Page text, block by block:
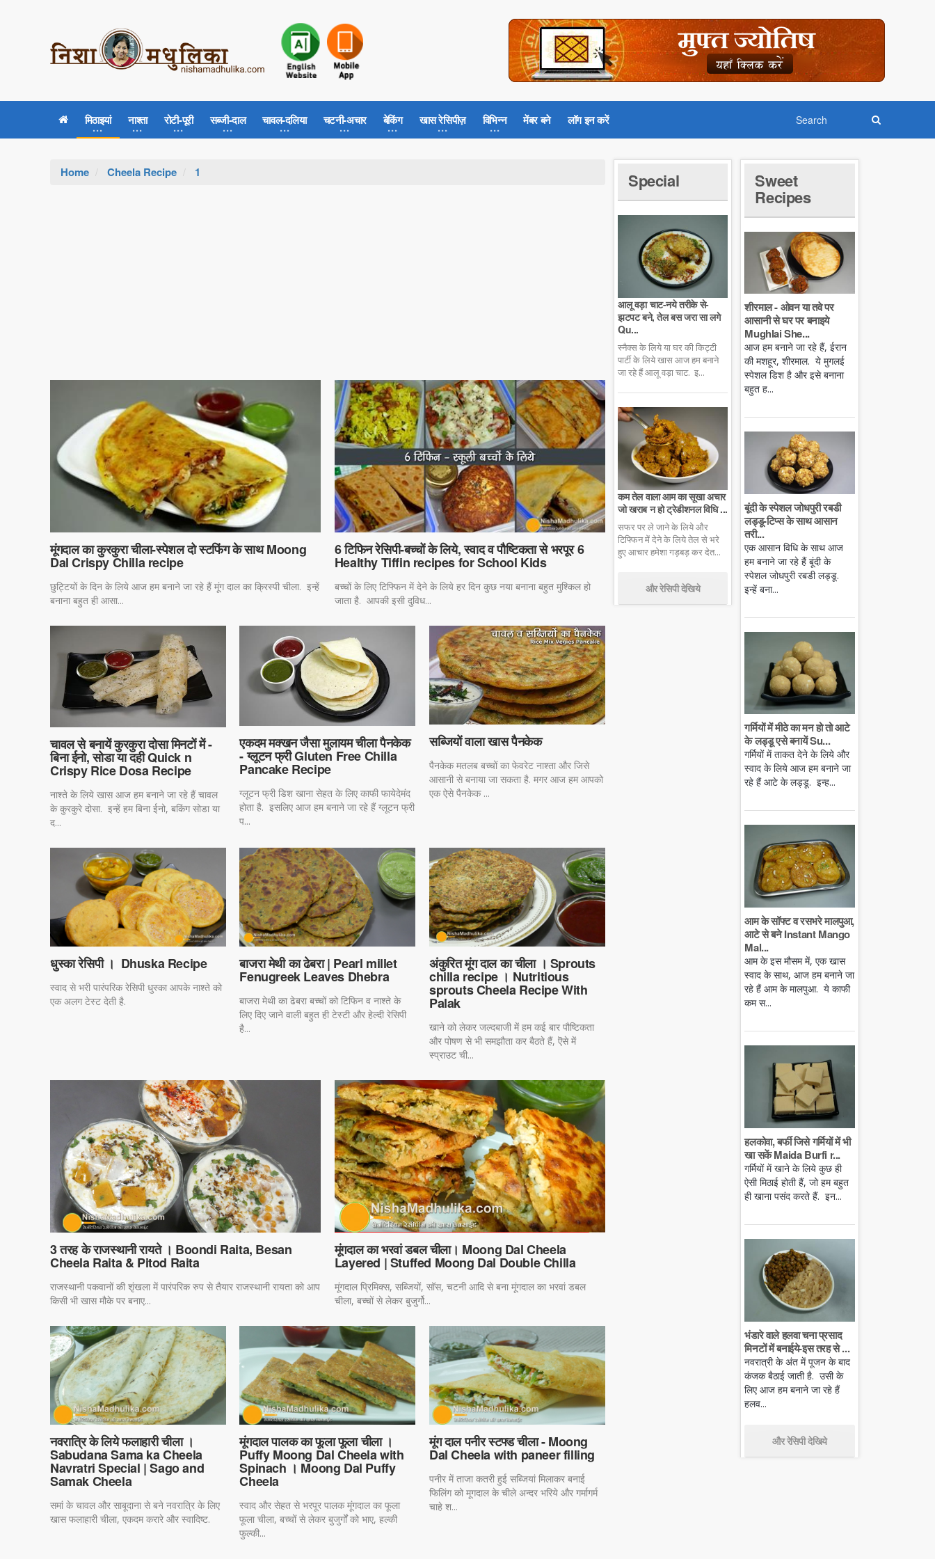
मिठाइयां नाश्ता रोटी-पूरी सब्जी-दाल चावल-दलिया चटनी-अचार बेकिंग खास रेसिपीज़ विभिन्न मेंबर बने लॉग इन करें
Home Cheela Recipe 1
मूंगदाल का कुरकुरा चीला-स्पेशल दो स्टफिंग के साथ Moong
Dal Crispy Chilla recipe
छुट्टियों के दिन के लिये आज हम बनाने जा रहे हैं मूंग दाल का क्रिस्पी चीला. इन्हें
बनाना बहुत ही आसा...
6 टिफिन रेसिपी-बच्चों के लिये, स्वाद व पौष्टिकता से भरपूर 6
Healthy Tiffin recipes for School Kids
बच्चों के लिए टिफ्फिन में देने के लिये हर दिन कुछ नया बनाना बहुत मुश्किल हो
जाता है. आपकी इसी दुविध...
चावल से बनायें कुरकुरा दोसा मिनटों में -
बिना ईनो, सोडा या दही Quick n
Crispy Rice Dosa Recipe
नाश्ते के लिये खास आज हम बनाने जा रहे हैं चावल
के कुरकुरे दोसा. इन्हें हम बिना ईनो, बकिंग सोडा या
द...
एकदम मक्खन जैसा मुलायम चीला पैनकेक
- ग्लूटन फ्री Gluten Free Chilla
Pancake Recipe
ग्लूटन फ्री डिश खाना सेहत के लिए काफी फायेदेमंद
होता है. इसलिए आज हम बनाने जा रहे हैं ग्लूटन फ्री
प...
सब्जियों वाला खास पैनकेक
पैनकेक मतलब बच्चों का फेवरेट नाश्ता और जिसे
आसानी से बनाया जा सकता है. मगर आज हम आपको
एक ऐसे पैनकेक ...
धुस्का रेसिपी । Dhuska Recipe
स्वाद से भरी पारंपरिक रेसिपी धुस्का आपके नाश्ते को
एक अलग टेस्ट देती है.
बाजरा मेथी का ढेबरा | Pearl millet
Fenugreek Leaves Dhebra
बाजरा मेथी का ढेबरा बच्चों को टिफिन व नाश्ते के
लिए दिए जाने वाली बहुत ही टेस्टी और हेल्दी रेसिपी
है...
अंकुरित मूंग दाल का चीला । Sprouts
chilla recipe । Nutritious
sprouts Cheela Recipe With
Palak
खाने को लेकर जल्दबाजी में हम कई बार पौष्टिकता
और पोषण से भी समझौता कर बैठते हैं, ऎसे में
स्प्राउट ची...
3 तरह के राजस्थानी रायते । Boondi Raita, Besan
Cheela Raita & Pitod Raita
राजस्थानी पकवानों की शृंखला में पारंपरिक रुप से तैयार राजस्थानी रायता को आप
किसी भी खास मौके पर बनाए...
मूंगदाल का भरवां डबल चीला। Moong Dal Cheela
Layered | Stuffed Moong Dal Double Chilla
मूंगदाल प्रिमिक्स, सब्जियों, सॉस, चटनी आदि से बना मूंगदाल का भरवां डबल
चीला, बच्चों से लेकर बुजुर्गो...
नवरात्रि के लिये फलाहारी चीला ।
Sabudana Sama ka Cheela
Navratri Special | Sago and
Samak Cheela
समां के चावल और साबूदाना से बने नवरात्रि के लिए
खास फलाहारी चीला, एकदम करारे और स्वादिष्ट.
मूंगदाल पालक का फूला फूला चीला ।
Puffy Moong Dal Cheela with
Spinach । Moong Dal Puffy
Cheela
स्वाद और सेहत से भरपूर पालक मूंगदाल का फूला
फूला चीला, बच्चों से लेकर बुजुर्गों को भाए, हल्की
फुल्की...
मूंग दाल पनीर स्टफ्ड चीला - Moong
Dal Cheela with paneer filling
पनीर में ताजा कतरी हुई सब्जियां मिलाकर बनाई
फिलिंग को मूगदाल के चीले अन्दर भरिये और गर्मागर्म
चाहे श...
Special
आलू वड़ा चाट-नये तरीके से-
झटपट बने, तेल बस जरा सा लगे
Qu...
स्नैक्स के लिये या घर की किट्टी
पार्टी के लिये खास आज हम बनाने
जा रहे हैं आलू वड़ा चाट. इ...
कम तेल वाला आम का सूखा अचार
जो खराब न हो ट्रेडीशनल विधि ...
सफर पर ले जाने के लिये और
टिफ्फिन में देने के लिये तेल से भरे
हुए आचार हमेशा गड़बड़ कर देत...
और रेसिपी देखिये
Sweet
Recipes
शीरमाल - ओवन या तवे पर
आसानी से घर पर बनाइये
Mughlai She...
आज हम बनाने जा रहे हैं, ईरान
की मशहूर, शीरमाल. ये मुगलई
स्पेशल डिश है और इसे बनाना
बहुत ह...
बूंदी के स्पेशल जोधपुरी रबडी
लड्डू-टिप्स के साथ आसान
तरी...
एक आसान विधि के साथ आज
हम बनाने जा रहे हैं बूंदी के
स्पेशल जोधपुरी रबडी लड्डू.
इन्हें बना...
गर्मियों में मीठे का मन हो तो आटे
के लड्डू एसे बनायें Su...
गर्मियों में ताकत देने के लिये और
स्वाद के लिये आज हम बनाने जा
रहे हैं आटे के लड्डू. इन्ह...
आम के सॉफ्ट व रसभरे मालपुआ,
आटे से बने Instant Mango
Mal...
आम के इस मौसम में, एक खास
स्वाद के साथ, आज हम बनाने जा
रहे हैं आम के मालपुआ. ये काफी
कम स...
हलकोवा, बर्फी जिसे गर्मियों में भी
खा सकें Maida Burfi r...
गर्मियों में खाने के लिये कुछ ही
ऐसी मिठाई होती हैं, जो हम बहुत
ही खाना पसंद करते हैं. इन...
भंडारे वाले हलवा चना प्रसाद
मिनटों में बनाईये-इस तरह से ...
नवरात्री के अंत में पूजन के बाद
कंजक बैठाई जाती है. उसी के
लिए आज हम बनाने जा रहे हैं
हलव...
और रेसिपी देखिये